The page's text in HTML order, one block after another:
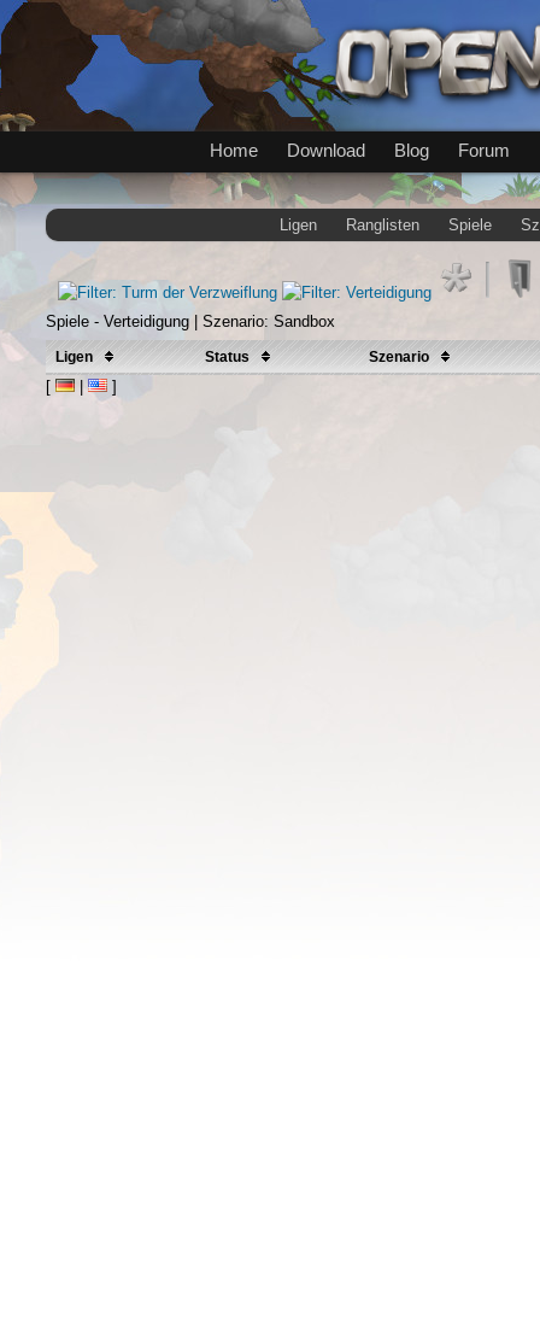
Home Download Blog Forum
Ligen Ranglisten Spiele
Spiele - Verteidigung | Szenario: Sandbox
Ligen Status Szenario
[ | ]